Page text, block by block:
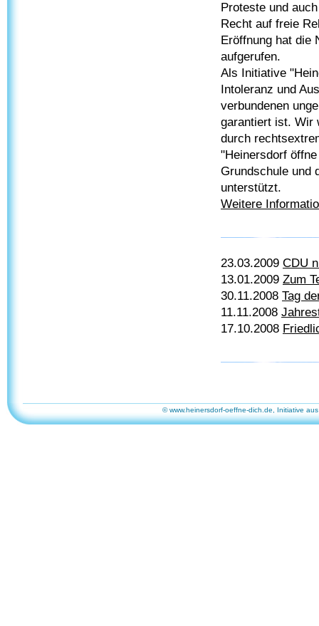
Proteste und
Recht auf freie
Eröffnung hat die
aufgerufen.
Als Initiative
Intoleranz und
verbundenen
garantiert ist. Wir
durch
"Heinersdorf
Grundschule und
unterstützt.
Weitere
23.03.2009 CDU
13.01.2009 Zum
30.11.2008 Tag
11.11.2008
17.10.2008
© www.heinersdorf-oeffne-dich.de, Initiative